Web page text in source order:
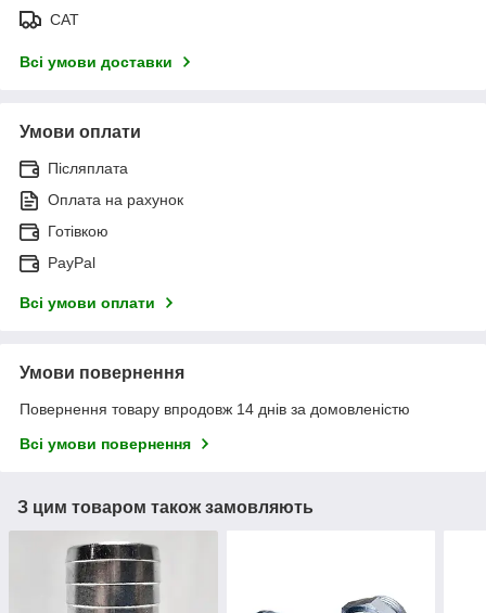
САТ
Всі умови доставки
Умови оплати
Післяплата
Оплата на рахунок
Готівкою
PayPal
Всі умови оплати
Умови повернення
Повернення товару впродовж 14 днів за домовленістю
Всі умови повернення
З цим товаром також замовляють